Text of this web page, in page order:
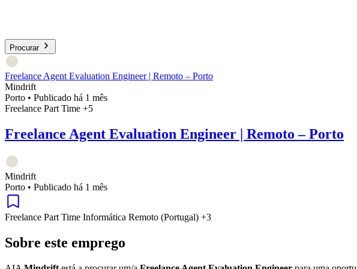
Procurar
Freelance Agent Evaluation Engineer | Remoto – Porto
Mindrift
Porto • Publicado há 1 mês
Freelance Part Time +5
Freelance Agent Evaluation Engineer | Remoto – Porto
Mindrift
Porto • Publicado há 1 mês
Freelance Part Time Informática Remoto (Portugal) +3
Sobre este emprego